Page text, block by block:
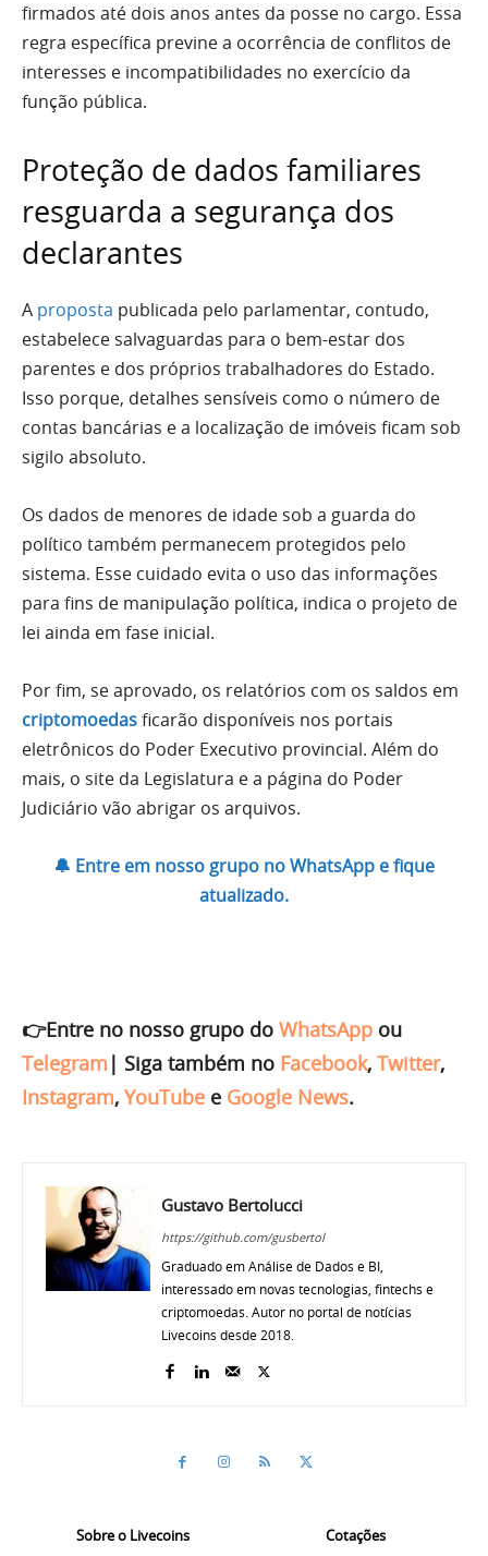
firmados até dois anos antes da posse no cargo. Essa
regra específica previne a ocorrência de conflitos de
interesses e incompatibilidades no exercício da
função pública.
Proteção de dados familiares
resguarda a segurança dos
declarantes
A proposta publicada pelo parlamentar, contudo,
estabelece salvaguardas para o bem-estar dos
parentes e dos próprios trabalhadores do Estado.
Isso porque, detalhes sensíveis como o número de
contas bancárias e a localização de imóveis ficam sob
sigilo absoluto.
Os dados de menores de idade sob a guarda do
político também permanecem protegidos pelo
sistema. Esse cuidado evita o uso das informações
para fins de manipulação política, indica o projeto de
lei ainda em fase inicial.
Por fim, se aprovado, os relatórios com os saldos em
criptomoedasficarão disponíveis nos portais
eletrônicos do Poder Executivo provincial. Além do
mais, o site da Legislatura e a página do Poder
Judiciário vão abrigar os arquivos.
🔔 Entre em nosso grupo no WhatsApp e fique
atualizado.
👉Entre no nosso grupo do WhatsApp ou
Telegram | Siga também no Facebook, Twitter,
Instagram, YouTube e Google News.
Gustavo Bertolucci
https://github.com/gusbertol
Graduado em Análise de Dados e BI,
interessado em novas tecnologias, fintechs e
criptomoedas. Autor no portal de notícias
Livecoins desde 2018.
Sobre o Livecoins Cotações